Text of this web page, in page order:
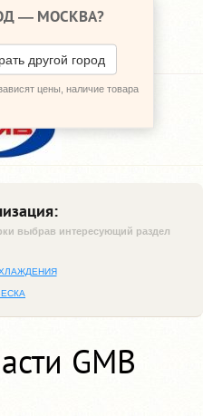
— МОСКВА?
другой город
цены, наличие товара
GMB
выбрав интересующий раздел
GMB